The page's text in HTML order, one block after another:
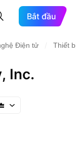
Bắt đầu
Điện tử Thiết
Inc.